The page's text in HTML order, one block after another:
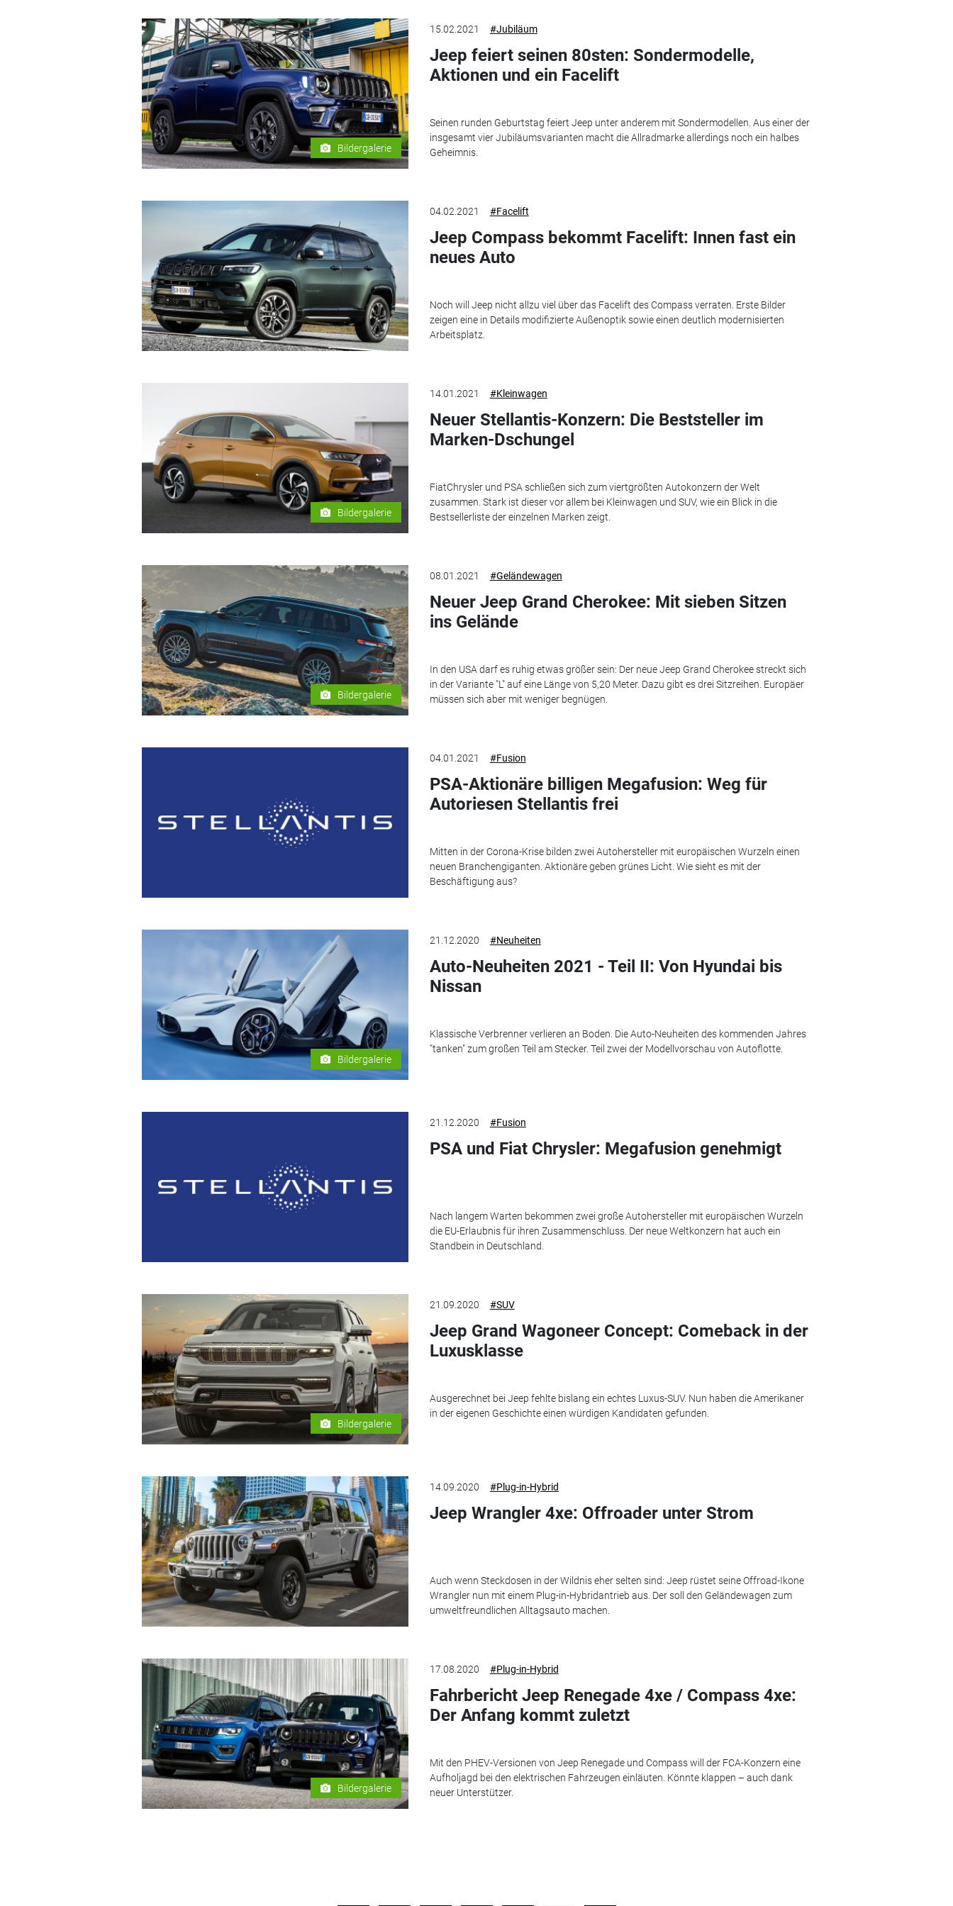
Bildergalerie
15.02.2021 #Jubiläum
Jeep feiert seinen 80sten: Sondermodelle,
Aktionen und ein Facelift
Seinen runden Geburtstag feiert Jeep unter anderem mit Sondermodellen. Aus einer der
insgesamt vier Jubiläumsvarianten macht die Allradmarke allerdings noch ein halbes
Geheimnis.
04.02.2021 #Facelift
Jeep Compass bekommt Facelift: Innen fast ein
neues Auto
Noch will Jeep nicht allzu viel über das Facelift des Compass verraten. Erste Bilder
zeigen eine in Details modifizierte Außenoptik sowie einen deutlich modernisierten
Arbeitsplatz.
Bildergalerie
14.01.2021 #Kleinwagen
Neuer Stellantis-Konzern: Die Beststeller im
Marken-Dschungel
FiatChrysler und PSA schließen sich zum viertgrößten Autokonzern der Welt
zusammen. Stark ist dieser vor allem bei Kleinwagen und SUV, wie ein Blick in die
Bestsellerliste der einzelnen Marken zeigt.
Bildergalerie
08.01.2021 #Geländewagen
Neuer Jeep Grand Cherokee: Mit sieben Sitzen
ins Gelände
In den USA darf es ruhig etwas größer sein: Der neue Jeep Grand Cherokee streckt sich
in der Variante "L" auf eine Länge von 5,20 Meter. Dazu gibt es drei Sitzreihen. Europäer
müssen sich aber mit weniger begnügen.
04.01.2021 #Fusion
PSA-Aktionäre billigen Megafusion: Weg für
Autoriesen Stellantis frei
Mitten in der Corona-Krise bilden zwei Autohersteller mit europäischen Wurzeln einen
neuen Branchengiganten. Aktionäre geben grünes Licht. Wie sieht es mit der
Beschäftigung aus?
Bildergalerie
21.12.2020 #Neuheiten
Auto-Neuheiten 2021 - Teil II: Von Hyundai bis
Nissan
Klassische Verbrenner verlieren an Boden. Die Auto-Neuheiten des kommenden Jahres
"tanken" zum großen Teil am Stecker. Teil zwei der Modellvorschau von Autoflotte.
21.12.2020 #Fusion
PSA und Fiat Chrysler: Megafusion genehmigt
Nach langem Warten bekommen zwei große Autohersteller mit europäischen Wurzeln
die EU-Erlaubnis für ihren Zusammenschluss. Der neue Weltkonzern hat auch ein
Standbein in Deutschland.
Bildergalerie
21.09.2020 #SUV
Jeep Grand Wagoneer Concept: Comeback in der
Luxusklasse
Ausgerechnet bei Jeep fehlte bislang ein echtes Luxus-SUV. Nun haben die Amerikaner
in der eigenen Geschichte einen würdigen Kandidaten gefunden.
14.09.2020 #Plug-in-Hybrid
Jeep Wrangler 4xe: Offroader unter Strom
Auch wenn Steckdosen in der Wildnis eher selten sind: Jeep rüstet seine Offroad-Ikone
Wrangler nun mit einem Plug-in-Hybridantrieb aus. Der soll den Geländewagen zum
umweltfreundlichen Alltagsauto machen.
Bildergalerie
17.08.2020 #Plug-in-Hybrid
Fahrbericht Jeep Renegade 4xe / Compass 4xe:
Der Anfang kommt zuletzt
Mit den PHEV-Versionen von Jeep Renegade und Compass will der FCA-Konzern eine
Aufholjagd bei den elektrischen Fahrzeugen einläuten. Könnte klappen – auch dank
neuer Unterstützer.